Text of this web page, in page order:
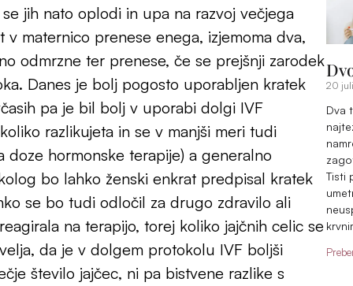
jih nato oplodi in upa na razvoj večjega
maternico prenese enega, izjemoma dva,
odmrzne ter prenese, če se prejšnji zarodek
Danes je bolj pogosto uporabljen kratek
pa je bil bolj v uporabi dolgi IVF
razlikujeta in se v manjši meri tudi
doze hormonske terapije) a generalno
bo lahko ženski enkrat predpisal kratek
se bo tudi odločil za drugo zdravilo ali
na terapijo, torej koliko jajčnih celic se
da je v dolgem protokolu IVF boljši
število jajčec, ni pa bistvene razlike s
20
Dva
Tisti